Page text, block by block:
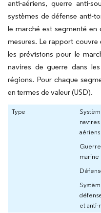
anti-aériens, guerre anti-
systèmes de défense anti-
le marché est segmenté
mesures. Le rapport
les prévisions pour le
navires de guerre dans
régions. Pour chaque
en termes de valeur (USD).
Type
aériens
Guerre
marine
et anti-